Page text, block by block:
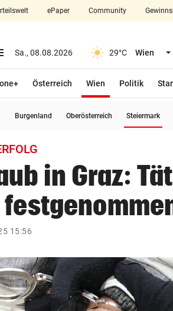
closeSchließen
arrow_right
Bundesland
& Co KG 2026
ePaper Community
Menü aufklappen
Sa., 08.08.2026 29°C Wien
Österreich Wien
Politik
Burgenland Oberösterreich Steiermark
in Graz:
15:56